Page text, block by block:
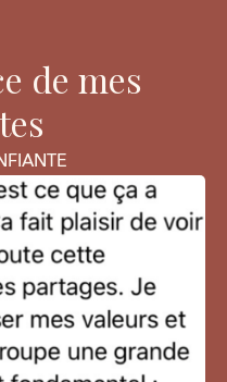
de mes